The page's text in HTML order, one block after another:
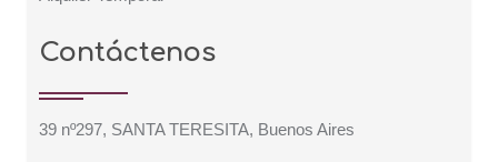
Contáctenos
39 nº297, SANTA TERESITA, Buenos Aires